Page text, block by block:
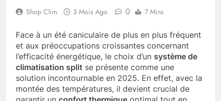
Shop Clim 3 Mois Ago 0 7 Mins
Face à un été caniculaire de plus en plus fréquent
et aux préoccupations croissantes concernant
l’efficacité énergétique, le choix d’un système de
climatisation split se présente comme une
solution incontournable en 2025. En effet, avec la
montée des températures, il devient crucial de